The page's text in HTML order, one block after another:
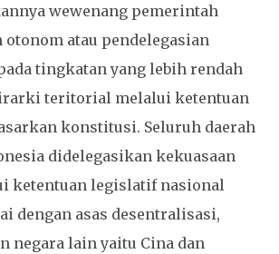
wewenang pemerintah
otonom atau pendelegasian
tingkatan yang lebih rendah
teritorial melalui ketentuan
konstitusi. Seluruh daerah
didelegasikan kekuasaan
ketentuan legislatif nasional
dengan asas desentralisasi,
negara lain yaitu Cina dan